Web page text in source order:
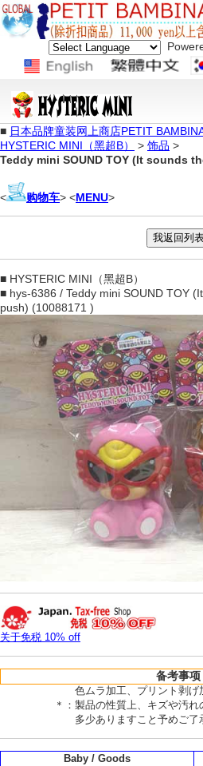
■ 日本品牌童装网上商店PETIT
HYSTERIC MINI（黑超B）
> 饰品 >
Teddy mini SOUND TOY (It sounds
< 购物车> <MENU>
■ HYSTERIC MINI（黑超B）
■ hys-6386 / Teddy mini SOUND TOY
push) (10088171 )
关于免税 10% off
备考事项
色ムラ加工、プリント剥げ
＊：製品の性質上、キズや汚
多少ありますこと予めご了
Baby / Goods